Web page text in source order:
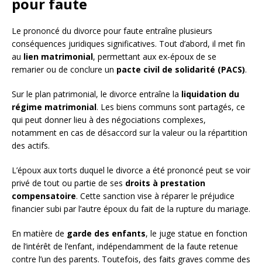
Le prononcé du divorce pour faute entraîne plusieurs
conséquences juridiques significatives. Tout d’abord, il met fin
au lien matrimonial, permettant aux ex-époux de se
remarier ou de conclure un pacte civil de solidarité (PACS).
Sur le plan patrimonial, le divorce entraîne la liquidation du
régime matrimonial. Les biens communs sont partagés, ce
qui peut donner lieu à des négociations complexes,
notamment en cas de désaccord sur la valeur ou la répartition
des actifs.
L’époux aux torts duquel le divorce a été prononcé peut se voir
privé de tout ou partie de ses droits à prestation
compensatoire. Cette sanction vise à réparer le préjudice
financier subi par l’autre époux du fait de la rupture du mariage.
En matière de garde des enfants, le juge statue en fonction
de l’intérêt de l’enfant, indépendamment de la faute retenue
contre l’un des parents. Toutefois, des faits graves comme des